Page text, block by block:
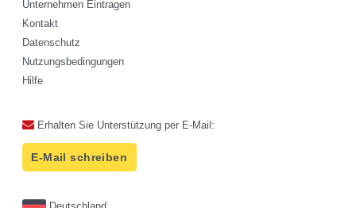
Unternehmen Eintragen
Kontakt
Datenschutz
Nutzungsbedingungen
Hilfe
Erhalten Sie Unterstützung per E-Mail:
E-Mail schreiben